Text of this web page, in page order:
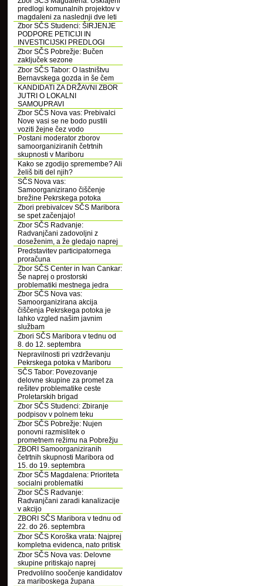
predlogi komunalnih projektov v
magdaleni za naslednji dve leti
Zbor SČS Studenci: ŠIRJENJE
PODPORE PETICIJI IN
INVESTICIJSKI PREDLOGI
Zbor SČS Pobrežje: Bučen
zaključek sezone
Zbor SČS Tabor: O lastništvu
Bernavskega gozda in še čem
KANDIDATI ZA DRŽAVNI ZBOR
JUTRI O LOKALNI
SAMOUPRAVI
Zbor SČS Nova vas: Prebivalci
Nove vasi se ne bodo pustili
voziti žejne čez vodo
Postani moderator zborov
samoorganiziranih četrtnih
skupnosti v Mariboru
Kako se zgodijo spremembe? Ali
želiš biti del njih?
SČS Nova vas:
Samoorganizirano čiščenje
brežine Pekrskega potoka
Zbori prebivalcev SČS Maribora
se spet začenjajo!
Zbor SČS Radvanje:
Radvanjčani zadovoljni z
doseženim, a že gledajo naprej
Predstavitev participatornega
proračuna
Zbor SČS Center in Ivan Cankar:
Še naprej o prostorski
problematiki mestnega jedra
Zbor SČS Nova vas:
Samoorganizirana akcija
čiščenja Pekrskega potoka je
lahko vzgled našim javnim
službam
Zbori SČS Maribora v tednu od
8. do 12. septembra
Nepravilnosti pri vzdrževanju
Pekrskega potoka v Mariboru
SČS Tabor: Povezovanje
delovne skupine za promet za
rešitev problematike ceste
Proletarskih brigad
Zbor SČS Studenci: Zbiranje
podpisov v polnem teku
Zbor SČS Pobrežje: Nujen
ponovni razmislitek o
prometnem režimu na Pobrežju
ZBORI Samoorganiziranih
četrtnih skupnosti Maribora od
15. do 19. septembra
Zbor SČS Magdalena: Prioriteta
socialni problematiki
Zbor SČS Radvanje:
Radvanjčani zaradi kanalizacije
v akcijo
ZBORI SČS Maribora v tednu od
22. do 26. septembra
Zbor SČS Koroška vrata: Najprej
kompletna evidenca, nato pritisk
Zbor SČS Nova vas: Delovne
skupine pritiskajo naprej
Predvolilno soočenje kandidatov
za mariboskega župana